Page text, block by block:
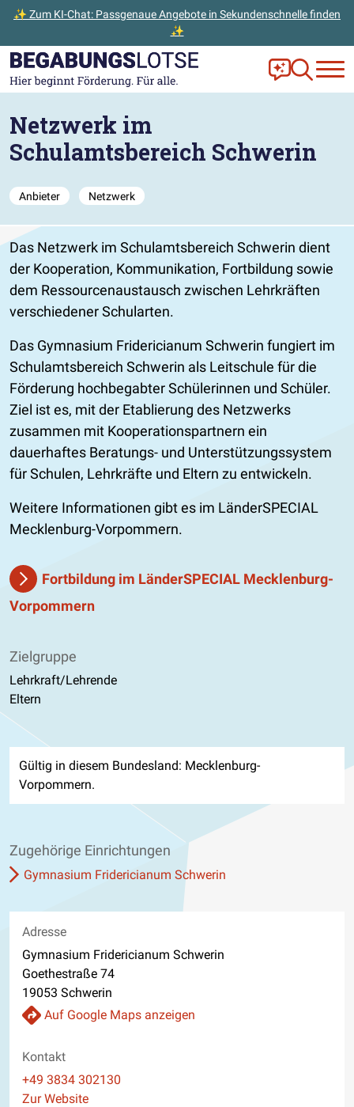
✨ Zum KI-Chat: Passgenaue Angebote in Sekundenschnelle finden
✨
Zum Hauptinhalt der Seite springen
Zur Startseite gehen Frag Ella!
Zur
Netzwerk im
Schulamtsbereich Schwerin
Anbieter Netzwerk
Das Netzwerk im Schulamtsbereich Schwerin dient
der Kooperation, Kommunikation, Fortbildung sowie
dem Ressourcenaustausch zwischen Lehrkräften
verschiedener Schularten.
Das Gymnasium Fridericianum Schwerin fungiert im
Schulamtsbereich Schwerin als Leitschule für die
Förderung hochbegabter Schülerinnen und Schüler.
Ziel ist es, mit der Etablierung des Netzwerks
zusammen mit Kooperationspartnern ein
dauerhaftes Beratungs- und Unterstützungssystem
für Schulen, Lehrkräfte und Eltern zu entwickeln.
Weitere Informationen gibt es im LänderSPECIAL
Mecklenburg-Vorpommern.
Fortbildung im LänderSPECIAL Mecklenburg-
Vorpommern
Zielgruppe
Lehrkraft/Lehrende
Eltern
Gültig in diesem Bundesland: Mecklenburg-
Vorpommern.
Zugehörige Einrichtungen
Gymnasium Fridericianum Schwerin
Adresse
Gymnasium Fridericianum Schwerin
Goethestraße 74
19053 Schwerin
Auf Google Maps anzeigen
Kontakt
Telefon
+49 3834 302130
Website
Zur Website